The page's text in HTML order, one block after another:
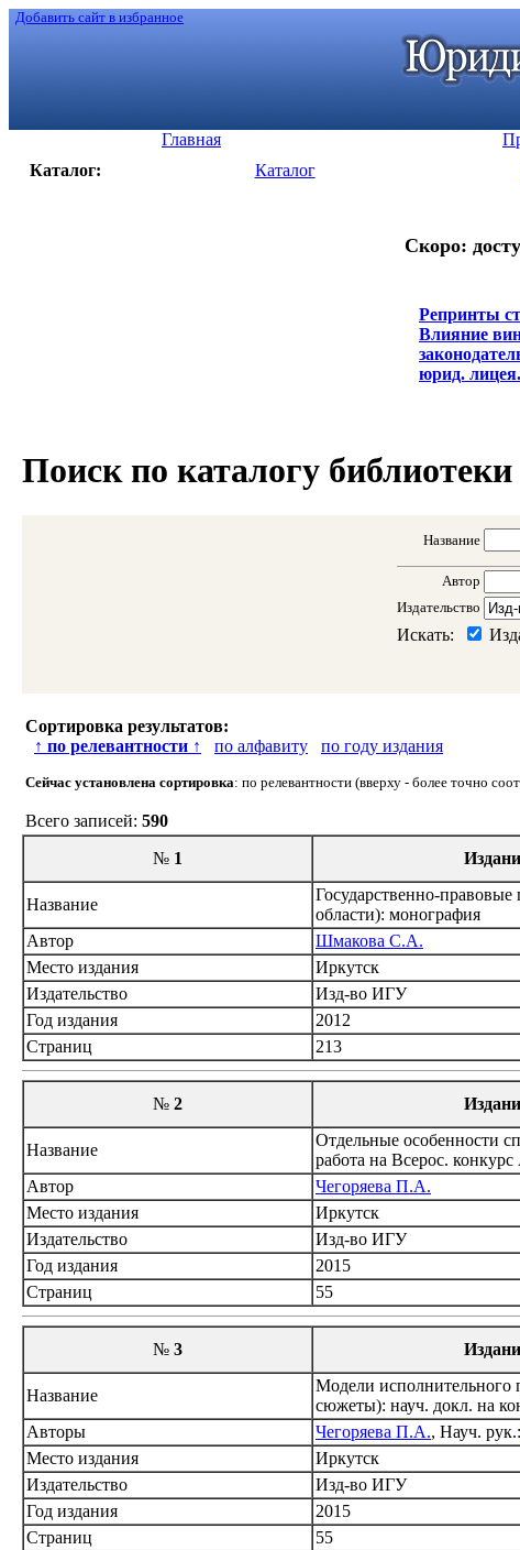
Добавить сайт в избранное
Главная
Каталог:
Каталог
Скоро:
Репринты
Влияние
юрид.
Поиск по каталогу библиотеки
Название
Автор
Издательство
Искать:
Сортировка результатов:
↑ по релевантности ↑ по алфавиту по году издания
Сейчас установлена сортировка: по релевантности (вверху - более точно
Всего записей: 590
№ 1
Название
Государственно-
области): монография
Автор
Шмакова С.А.
Место издания
Иркутск
Издательство
Изд-во ИГУ
Год издания
2012
Страниц
213
№ 2
Название
Отдельные особенности
работа на Всерос.
Автор
Чегоряева П.А.
Место издания
Иркутск
Издательство
Изд-во ИГУ
Год издания
2015
Страниц
55
№ 3
Название
Модели исполнительного
сюжеты): науч. докл. на
Авторы
Чегоряева П.А., Науч. рук.:
Место издания
Иркутск
Издательство
Изд-во ИГУ
Год издания
2015
Страниц
55